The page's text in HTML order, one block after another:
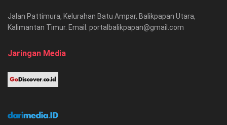
Jalan Pattimura, Kelurahan Batu Ampar, Balikpapan Utara,
Kalimantan Timur. Email: portalbalikpapan@gmail.com
Jaringan Media